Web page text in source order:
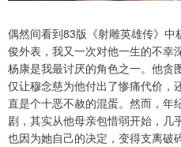
偶然间看到83版《射雕英雄传》
俊外表，我又一次对他一生的不幸
杨康是我最讨厌的角色之一。他贪
仅让穆念慈为他付出了惨痛代价，
直是个十恶不赦的混蛋。然而，年
剧，其实从他母亲包惜弱开始，几
也因为她自己的决定，变得支离破